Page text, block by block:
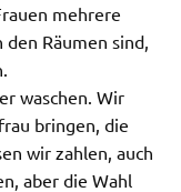
mehrere
Räumen sind,
waschen. Wir
bringen, die
wir zahlen, auch
aber die Wahl